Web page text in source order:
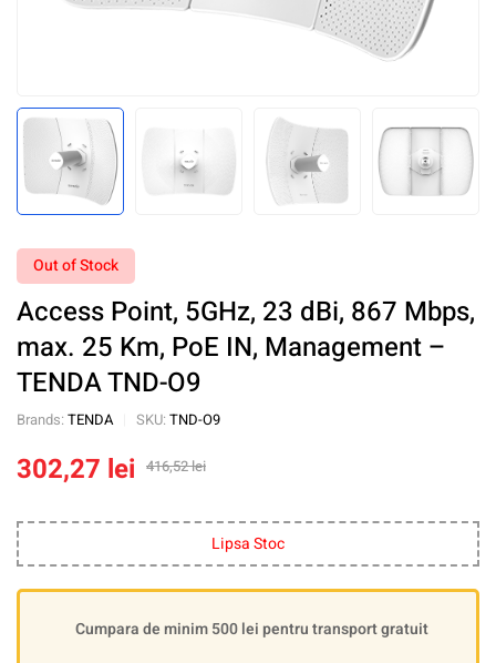
Out of Stock
Access Point, 5GHz, 23 dBi, 867 Mbps,
max. 25 Km, PoE IN, Management –
TENDA TND-O9
Brands: TENDA SKU: TND-O9
416,52lei
302,27 lei
Lipsa Stoc
Cumpara de minim 500 lei pentru transport gratuit